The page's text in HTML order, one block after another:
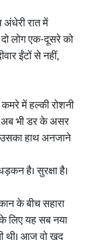
अंधेरी रात में
लोग एक-दूसरे को
ईंटों से नहीं,
कमरे में हल्की रोशनी
अब भी डर के असर
हाथ अनजाने
है। सुरक्षा है।
के बीच सहारा
लिए यह सब नया